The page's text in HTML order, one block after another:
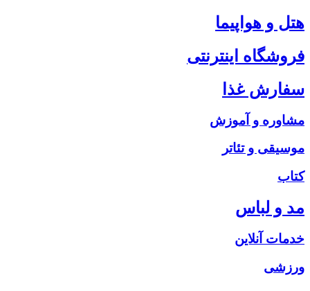
هتل و هواپیما
فروشگاه اینترنتی
سفارش غذا
مشاوره و آموزش
موسیقی و تئاتر
کتاب
مد و لباس
خدمات آنلاین
ورزشی